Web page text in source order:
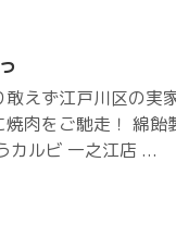
えず江戸川区の実
肉をご馳走！ 綿飴
ルビ 一之江店 ...